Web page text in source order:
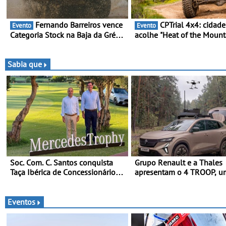
Evento
Categoria Stock na Baja da Grécia
Evento
acolhe "Heat of the
Sabia que
Soc. Com. C. Santos conquista
Taça Ibérica de Concessionários
Grupo Renault e a Thales
apresentam o 4 TROOP,
Eventos